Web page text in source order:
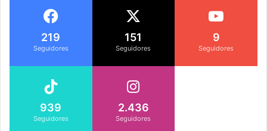
219
Seguidores
151
Seguidores
9
Seguidores
939
Seguidores
2.436
Seguidores